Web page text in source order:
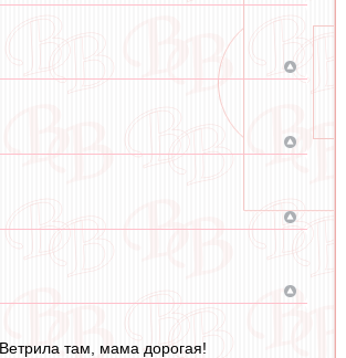
там, мама дорогая!